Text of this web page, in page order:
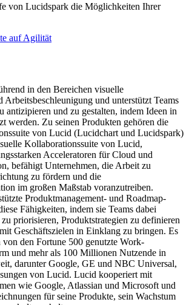
von Lucidspark die Möglichkeiten Ihrer
auf Agilität
in den Bereichen visuelle
Arbeitsbeschleunigung und unterstützt Teams
antizipieren und zu gestalten, indem Ideen in
werden. Zu seinen Produkten gehören die
von Lucid (Lucidchart und Lucidspark)
Kollaborationssuite von Lucid,
Acceleratoren für Cloud und
befähigt Unternehmen, die Arbeit zu
zu fördern und die
im großen Maßstab voranzutreiben.
Produktmanagement- und Roadmap-
Fähigkeiten, indem sie Teams dabei
priorisieren, Produktstrategien zu definieren
Geschäftszielen in Einklang zu bringen. Es
von den Fortune 500 genutzte Work-
und mehr als 100 Millionen Nutzende in
darunter Google, GE und NBC Universal,
von Lucid. Lucid kooperiert mit
wie Google, Atlassian und Microsoft und
für seine Produkte, sein Wachstum